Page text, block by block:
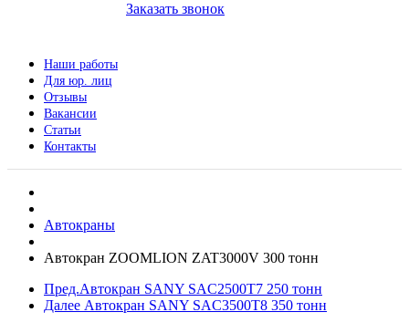
Заказать звонок
Наши работы
Для юр. лиц
Отзывы
Вакансии
Статьи
Контакты
Автокраны
Автокран ZOOMLION ZAT3000V 300 тонн
Пред.Автокран SANY SAC2500T7 250 тонн
Далее Автокран SANY SAC3500T8 350 тонн